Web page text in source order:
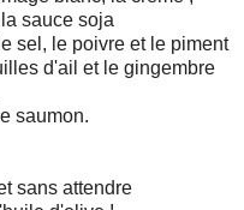
sauce soja
sel, le poivre et le piment
d'ail et le gingembre
saumon.
sans attendre